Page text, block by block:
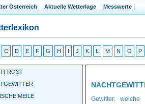
Österreich Aktuelle Wetterlage Messwerte
C D E F G H I J K L M N O P
MEILE
Gewitter,